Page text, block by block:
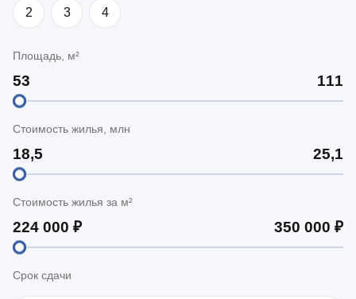
2 3 4
Площадь, м²
Стоимость жилья, млн
Стоимость жилья за м²
Срок сдачи